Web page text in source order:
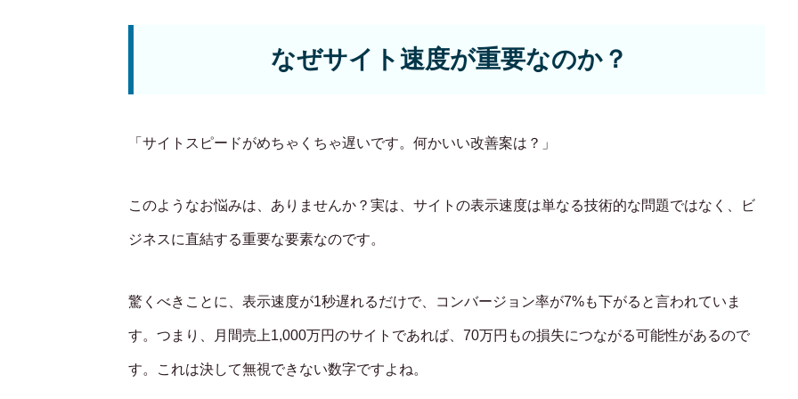
あっ！と おどろく、みら
COMPANY
なぜサイト速度が重要なのか？
「サイトスピードがめちゃくちゃ遅いです。何かいい改善案は？」
このようなお悩みは、ありませんか？実は、サイトの表示速度は単なる技術的な問題ではなく、ビ
ジネスに直結する重要な要素なのです。
驚くべきことに、表示速度が1秒遅れるだけで、コンバージョン率が7%も下がると言われていま
す。つまり、月間売上1,000万円のサイトであれば、70万円もの損失につながる可能性があるので
す。これは決して無視できない数字ですよね。